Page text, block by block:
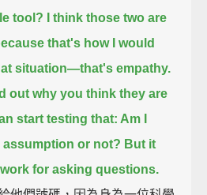
tool?
I think those two are
that's how I would
situation—that's empathy.
out why you think they are
start testing that: Am I
or not? But it
for asking questions.